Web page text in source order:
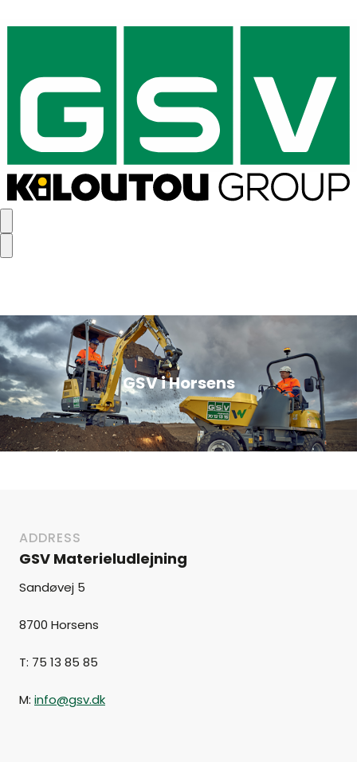
GSV i Horsens
ADDRESS
GSV Materieludlejning
Sandøvej 5
8700 Horsens
T: 75 13 85 85
M: info@gsv.dk